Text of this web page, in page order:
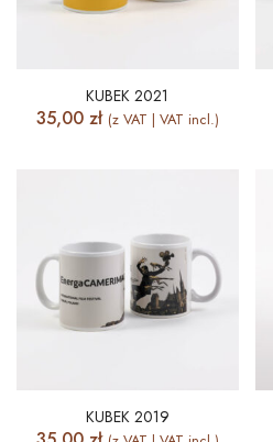
KUBEK 2021
35,00 zł (z VAT | VAT incl.)
KUBEK 2019